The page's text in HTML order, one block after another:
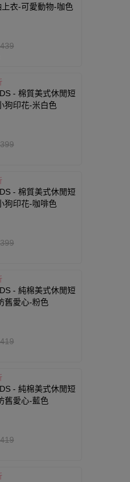
衣-可愛動物-咖色
- 棉質美式休閒短
狗印花-米白色
- 棉質美式休閒短
狗印花-咖啡色
- 純棉美式休閒短
舊愛心-粉色
- 純棉美式休閒短
舊愛心-藍色